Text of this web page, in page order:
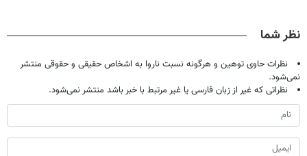
نظر شما
نظرات حاوی توهین و هرگونه نسبت ناروا به اشخاص حقیقی و حقوقی منتشر
نمی‌شود.
نظراتی که غیر از زبان فارسی یا غیر مرتبط با خبر باشد منتشر نمی‌شود.